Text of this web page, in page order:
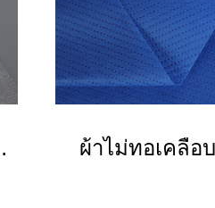
ผ้าไม่ทอเคลือ